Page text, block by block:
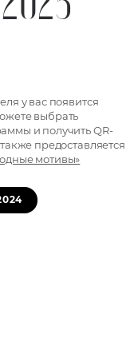
у вас появится
выбрать
и получить QR-
предоставляется
мотивы»